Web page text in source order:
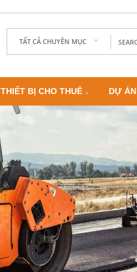
TẤT CẢ CHUYÊN MỤC
THIẾT BỊ CHO THUÊ DỰ ÁN